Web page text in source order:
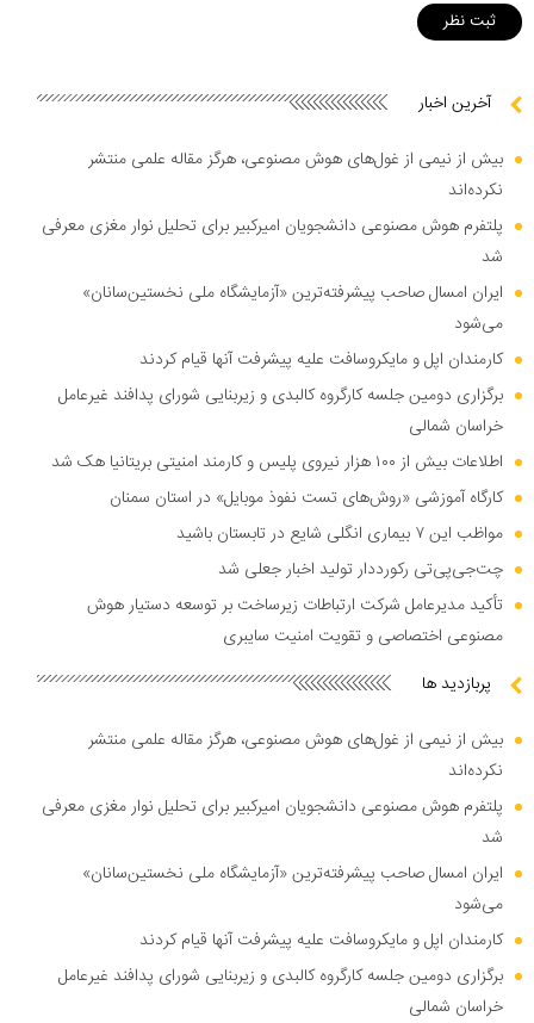
آخرین اخبار
بیش از نیمی از غول‌های هوش مصنوعی، هرگز مقاله علمی منتشر
نکرده‌اند
پلتفرم هوش مصنوعی دانشجویان امیرکبیر برای تحلیل نوار مغزی معرفی
شد
ایران امسال صاحب پیشرفته‌ترین «آزمایشگاه ملی نخستین‌سانان»
می‌شود
کارمندان اپل و مایکروسافت علیه پیشرفت آنها قیام کردند
برگزاری دومین جلسه کارگروه کالبدی و زیربنایی شورای پدافند غیرعامل
خراسان شمالی
اطلاعات بیش از ۱۰۰ هزار نیروی پلیس و کارمند امنیتی بریتانیا هک شد
کارگاه آموزشی «روش‌های تست نفوذ موبایل» در استان سمنان
مواظب این ۷ بیماری انگلی شایع در تابستان باشید
چت‌جی‌پی‌تی رکورددار تولید اخبار جعلی شد
تأکید مدیرعامل شرکت ارتباطات زیرساخت بر توسعه دستیار هوش
مصنوعی اختصاصی و تقویت امنیت سایبری
پربازدید ها
بیش از نیمی از غول‌های هوش مصنوعی، هرگز مقاله علمی منتشر
نکرده‌اند
پلتفرم هوش مصنوعی دانشجویان امیرکبیر برای تحلیل نوار مغزی معرفی
شد
ایران امسال صاحب پیشرفته‌ترین «آزمایشگاه ملی نخستین‌سانان»
می‌شود
کارمندان اپل و مایکروسافت علیه پیشرفت آنها قیام کردند
برگزاری دومین جلسه کارگروه کالبدی و زیربنایی شورای پدافند غیرعامل
خراسان شمالی